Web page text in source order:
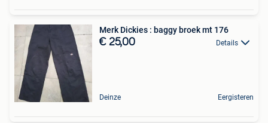
Merk Dickies : baggy broek mt 176
€ 25,00 Details
Deinze Eergisteren